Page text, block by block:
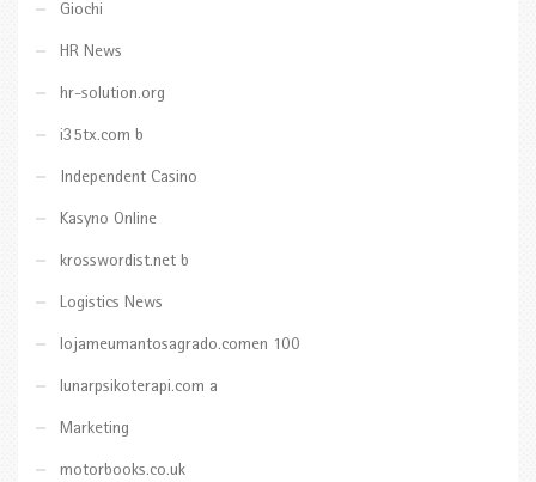
Giochi
HR News
hr-solution.org
i35tx.com b
Independent Casino
Kasyno Online
krosswordist.net b
Logistics News
lojameumantosagrado.comen 100
lunarpsikoterapi.com a
Marketing
motorbooks.co.uk